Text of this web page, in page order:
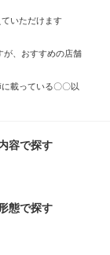
ていただけます
が、おすすめの店舗
載っている〇〇以
容で探す
態で探す